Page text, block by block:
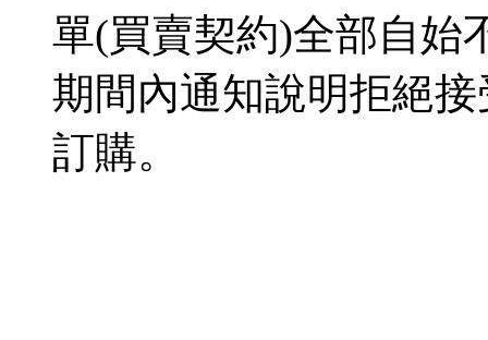
單(買賣契約)全部自始
期間內通知說明拒絕
訂購。